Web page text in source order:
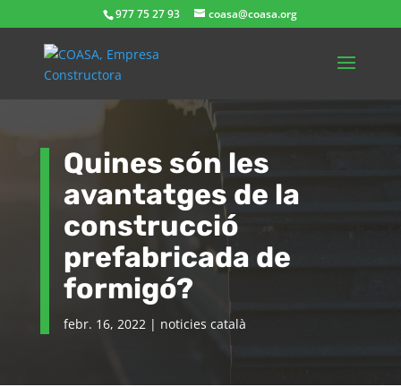
977 75 27 93 coasa@coasa.org
Quines són les
avantatges de la
construcció
prefabricada de
formigó?
febr. 16, 2022| noticies català